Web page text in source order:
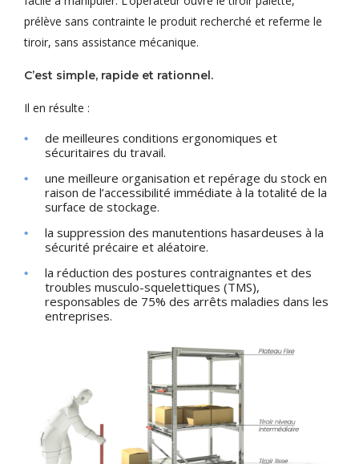
prélève sans contrainte le produit recherché et referme le
tiroir, sans assistance mécanique.
C’est simple, rapide et rationnel.
Il en résulte :
de meilleures conditions ergonomiques et
sécuritaires du travail.
une meilleure organisation et repérage du stock en
raison de l’accessibilité immédiate à la totalité de la
surface de stockage.
la suppression des manutentions hasardeuses à la
sécurité précaire et aléatoire.
la réduction des postures contraignantes et des
troubles musculo-squelettiques (TMS),
responsables de 75% des arrêts maladies dans les
entreprises.